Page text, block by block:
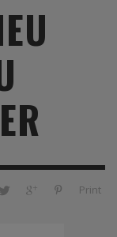
Print